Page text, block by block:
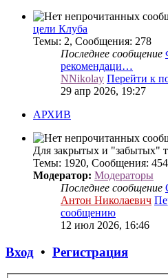
цели Клуба
Темы: 2, Сообщения: 278
Последнее сообщение
рекомендаци…
NNikolay Перейти к
29 апр 2026, 19:27
АРХИВ
Для закрытых и "забытых"
Темы: 1920, Сообщения:
Модератор: Модераторы
Последнее сообщение
Антон Николаевич
сообщению
12 июл 2026, 16:46
Вход • Регистрация